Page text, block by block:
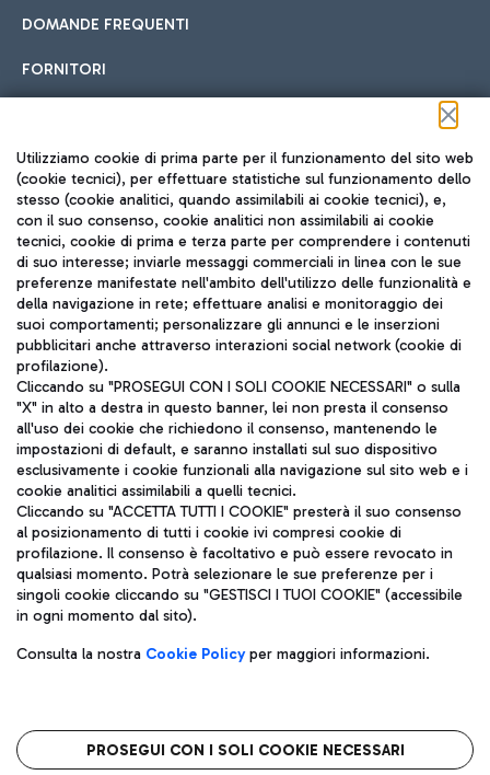
DOMANDE FREQUENTI
FORNITORI
Seguici sui social
TRAVEL JOURNAL
ITA
Aeroporti di Roma S.p.A. - Società soggetta a direzione e
coordinamento di Mundys S.p.A.
Codice fiscale e Registro delle Imprese di Roma 13032990155 P.
IVA 06572251004
Capitale sociale 62.224.743,00 int. vers.
Sede legale: Via Pier Paolo Racchetti 1 - 00054 Fiumicino (RM)
telefono +39 06 65951
Privacy policy
Note legali
Roma FCO
L'aeroporto stellato
Utilizziamo cookie di prima parte per il funzionamento del sito web
(cookie tecnici), per effettuare statistiche sul funzionamento dello
stesso (cookie analitici, quando assimilabili ai cookie tecnici), e,
con il suo consenso, cookie analitici non assimilabili ai cookie
tecnici, cookie di prima e terza parte per comprendere i contenuti
di suo interesse; inviarle messaggi commerciali in linea con le sue
preferenze manifestate nell'ambito dell'utilizzo delle funzionalità e
della navigazione in rete; effettuare analisi e monitoraggio dei
suoi comportamenti; personalizzare gli annunci e le inserzioni
pubblicitari anche attraverso interazioni social network (cookie di
profilazione).
Cliccando su "PROSEGUI CON I SOLI COOKIE NECESSARI" o sulla
"X" in alto a destra in questo banner, lei non presta il consenso
all'uso dei cookie che richiedono il consenso, mantenendo le
impostazioni di default, e saranno installati sul suo dispositivo
esclusivamente i cookie funzionali alla navigazione sul sito web e i
cookie analitici assimilabili a quelli tecnici.
Cliccando su "ACCETTA TUTTI I COOKIE" presterà il suo consenso
al posizionamento di tutti i cookie ivi compresi cookie di
profilazione. Il consenso è facoltativo e può essere revocato in
qualsiasi momento. Potrà selezionare le sue preferenze per i
singoli cookie cliccando su "GESTISCI I TUOI COOKIE" (accessibile
in ogni momento dal sito).
Consulta la nostra Cookie Policyper maggiori informazioni.
PROSEGUI CON I SOLI COOKIE NECESSARI